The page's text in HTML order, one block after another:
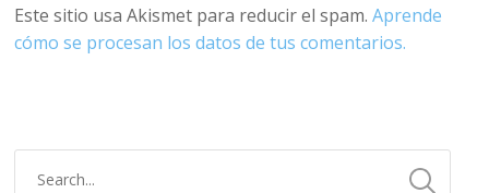
Este sitio usa Akismet para reducir el spam.Aprende
cómo se procesan los datos de tus comentarios.